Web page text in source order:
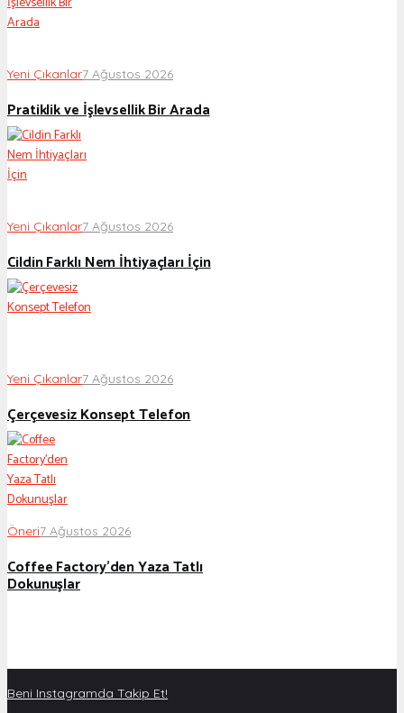
Yeni Çıkanlar7 Ağustos 2026
Pratiklik ve İşlevsellik Bir Arada
Yeni Çıkanlar7 Ağustos 2026
Cildin Farklı Nem İhtiyaçları İçin
Yeni Çıkanlar7 Ağustos 2026
Çerçevesiz Konsept Telefon
Öneri7 Ağustos 2026
Coffee Factory’den Yaza Tatlı
Dokunuşlar
Beni Instagramda Takip Et!